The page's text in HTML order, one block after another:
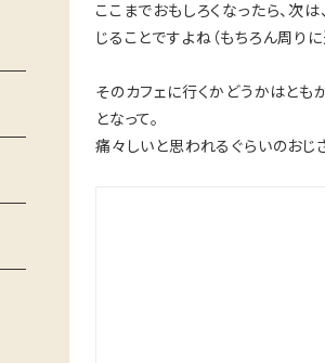
ここまでおもしろくなったら、次
じることですよね（もちろん周り
そのカフェに行くかどうかはとも
となって。
痛々しいと思われるぐらいのおじ